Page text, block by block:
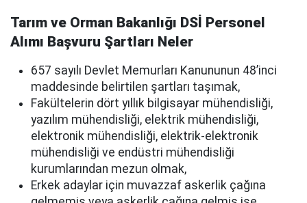
Tarım ve Orman Bakanlığı DSİ Personel
Alımı Başvuru Şartları Neler
657 sayılı Devlet Memurları Kanununun 48’inci
maddesinde belirtilen şartları taşımak,
Fakültelerin dört yıllık bilgisayar mühendisliği,
yazılım mühendisliği, elektrik mühendisliği,
elektronik mühendisliği, elektrik-elektronik
mühendisliği ve endüstri mühendisliği
kurumlarından mezun olmak,
Erkek adaylar için muvazzaf askerlik çağına